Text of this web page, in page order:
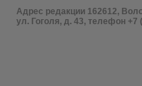
Адрес редакции 162612,
ул. Гоголя, д. 43, телефон +7